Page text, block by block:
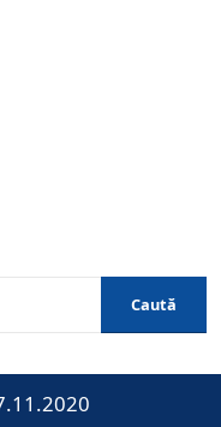
Caută